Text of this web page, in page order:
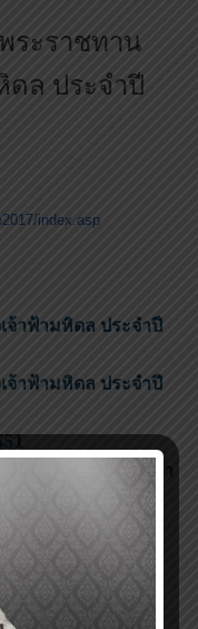
ระราชทาน
ดล ประจำปี
index.asp
จ้าฟ้ามหิดล ประจำปี
จ้าฟ้ามหิดล ประจำปี
จเจ้าฟ้ามหิดล ประจำ
มหิดล ประจำปี
the Prince